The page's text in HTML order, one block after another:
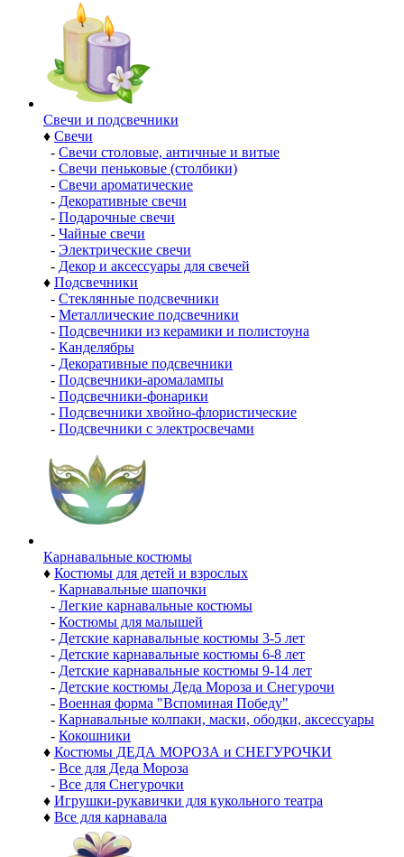
Свечи и подсвечники
♦ Свечи
- Свечи столовые, античные и витые
- Свечи пеньковые (столбики)
- Свечи ароматические
- Декоративные свечи
- Подарочные свечи
- Чайные свечи
- Электрические свечи
- Декор и аксессуары для свечей
♦ Подсвечники
- Стеклянные подсвечники
- Металлические подсвечники
- Подсвечники из керамики и полистоуна
- Канделябры
- Декоративные подсвечники
- Подсвечники-аромалампы
- Подсвечники-фонарики
- Подсвечники хвойно-флористические
- Подсвечники с электросвечами
Карнавальные костюмы
♦ Костюмы для детей и взрослых
- Карнавальные шапочки
- Легкие карнавальные костюмы
- Костюмы для малышей
- Детские карнавальные костюмы 3-5 лет
- Детские карнавальные костюмы 6-8 лет
- Детские карнавальные костюмы 9-14 лет
- Детские костюмы Деда Мороза и Снегурочи
- Военная форма "Вспоминая Победу"
- Карнавальные колпаки, маски, ободки, аксессуары
- Кокошники
♦ Костюмы ДЕДА МОРОЗА и СНЕГУРОЧКИ
- Все для Деда Мороза
- Все для Снегурочки
♦ Игрушки-рукавички для кукольного театра
♦ Все для карнавала